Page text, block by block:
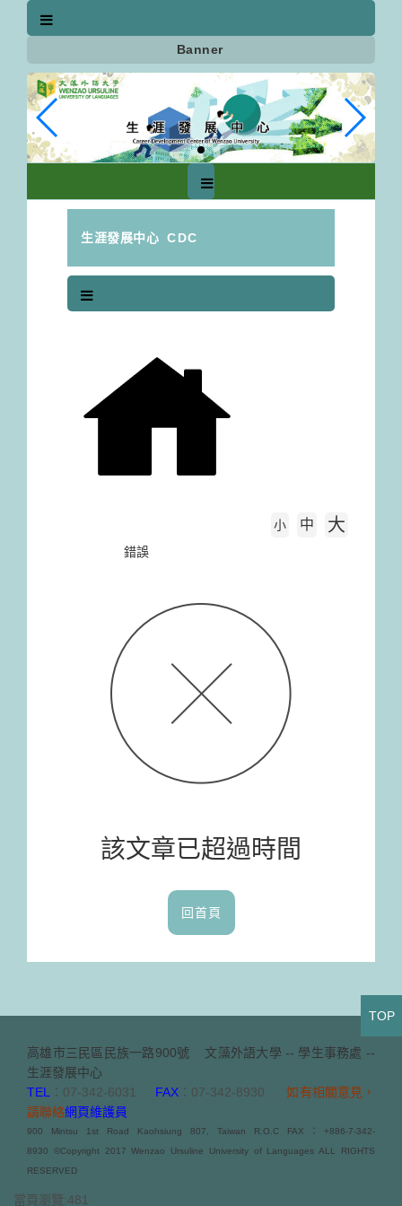
Banner
生涯發展中心 CDC
錯誤
小 中 大
該文章已超過時間
回首頁
高雄市三民區民族一路900號
文藻外語大學 -- 學生事務處 --
生涯發展中心
TEL
：07-342-6031 FAX：07-342-8930
如有相關意見，
請聯絡網頁維護員
900 Mintsu 1st Road Kaohsiung 807, Taiwan R.O.C FAX：+886-7-342-
8930 ©Copyright 2017 Wenzao Ursuline University of Languages ALL RIGHTS
RESERVED
當頁瀏覽:481
TOP